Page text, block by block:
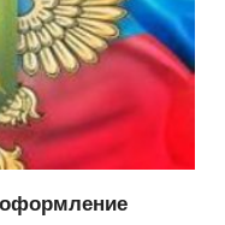
оформление